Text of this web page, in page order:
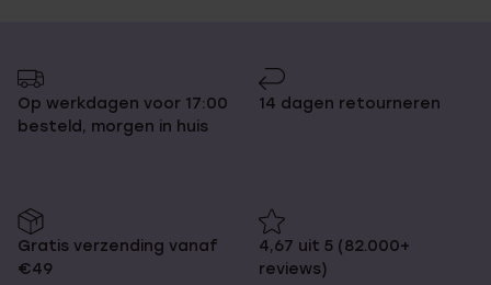
Op werkdagen voor 17:00
besteld, morgen in huis
14 dagen retourneren
Gratis verzending vanaf
€49
4,67 uit 5 (82.000+
reviews)